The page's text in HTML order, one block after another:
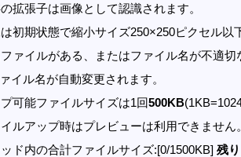
拡張子は画像として認識されます。
初期状態で縮小サイズ250×250ピクセル以
ァイルがある、またはファイル名が不適切
ル名が自動変更されます。
可能ファイルサイズは1回500KB
ルアップ時はプレビューは利用できません
ド内の合計ファイルサイズ:[0/1500KB] 残